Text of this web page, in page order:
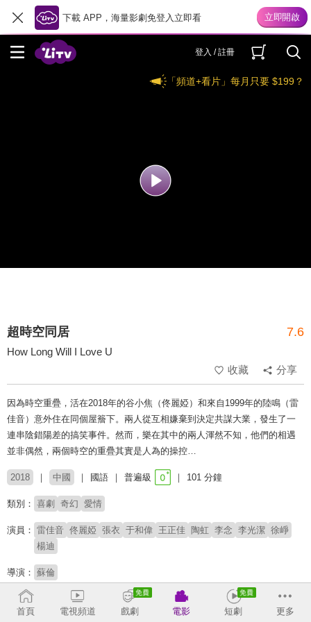
下載 APP，海量影劇免登入立即看
登入 / 註冊
「頻道+看片」每月只要 $199？
超時空同居 7.6
How Long Will I Love U
收藏
分享
因為時空重疊，活在2018年的谷小焦（佟麗婭）和來自1999年的陸鳴（雷
佳音）意外住在同個屋簷下。兩人從互相嫌棄到決定共謀大業，發生了一
連串陰錯陽差的搞笑事件。然而，樂在其中的兩人渾然不知，他們的相遇
並非偶然，兩個時空的重疊其實是人為的操控…
2018 中國 國語 普遍級 101 分鐘
類別： 喜劇 奇幻 愛情
演員： 雷佳音 佟麗婭 張衣 于和偉 王正佳 陶虹 李念 李光潔 徐崢
楊迪
導演： 蘇倫
榮獲2018年中國電影華表獎優秀青年創作影片。 榮獲
首頁 電視頻道 戲劇 電影 短劇 更多